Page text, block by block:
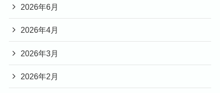
2026年6月
2026年4月
2026年3月
2026年2月